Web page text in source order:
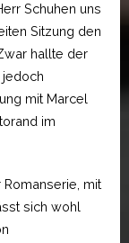
Schuhen uns
Sitzung den
hallte der
mit Marcel
im
mit
sich wohl